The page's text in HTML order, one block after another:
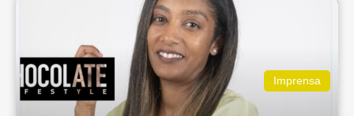
Imprensa